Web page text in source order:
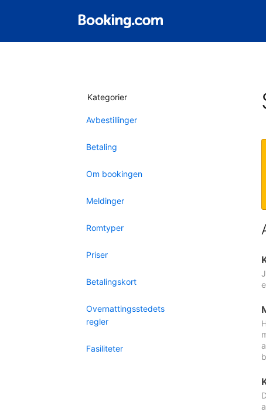
Kategorier
Avbestillinger
Betaling
Om bookingen
Meldinger
Romtyper
Priser
Betalingskort
Overnattingsstedets
regler
Fasiliteter